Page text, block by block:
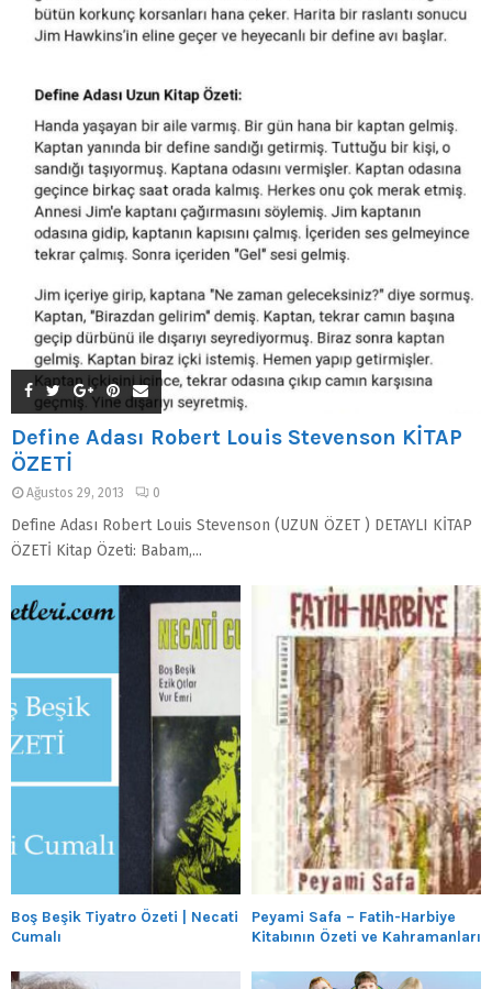
Define Adası Robert Louis Stevenson KİTAP
ÖZETİ
Ağustos 29, 2013 0
Define Adası Robert Louis Stevenson (UZUN ÖZET ) DETAYLI KİTAP
ÖZETİ Kitap Özeti: Babam,...
Boş Beşik Tiyatro Özeti | Necati
Cumalı
Peyami Safa – Fatih-Harbiye
Kitabının Özeti ve Kahramanları